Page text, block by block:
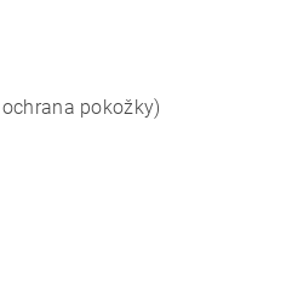
pokožky)